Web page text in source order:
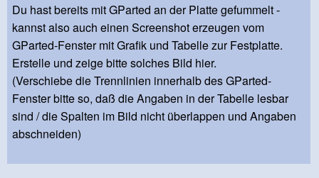
Du hast bereits mit GParted an der Platte gefummelt -
kannst also auch einen Screenshot erzeugen vom
GParted-Fenster mit Grafik und Tabelle zur Festplatte.
Erstelle und zeige bitte solches Bild hier.
(Verschiebe die Trennlinien innerhalb des GParted-
Fenster bitte so, daß die Angaben in der Tabelle lesbar
sind / die Spalten im Bild nicht überlappen und Angaben
abschneiden)